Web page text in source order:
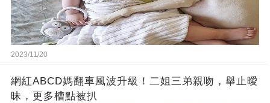
2023/11/20
網紅ABCD媽翻車風波升級！二姐三弟親吻，舉止曖
昧，更多槽點被扒